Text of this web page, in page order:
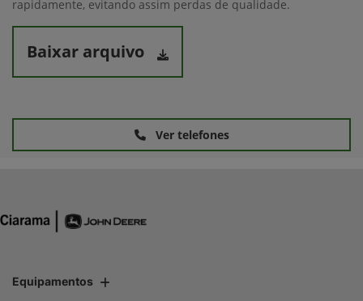
rapidamente, evitando assim perdas de qualidade.
Baixar arquivo
Ver telefones
Equipamentos